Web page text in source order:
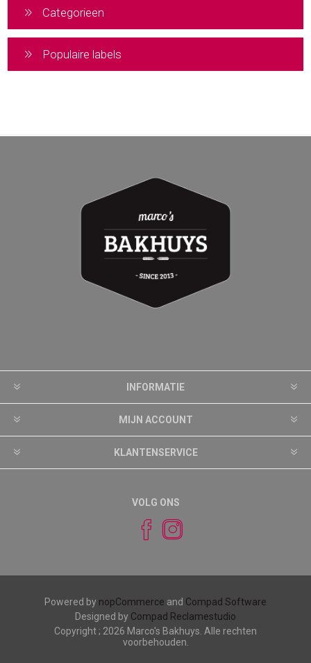
Categorieen
Populaire labels
INFORMATIE
MIJN ACCOUNT
KLANTENSERVICE
VOLG ONS
Powered by nopCommerce and Compad Software
Designed by Compad Reclamestudio
Copyright ; 2026 Marco's Bakhuys. Alle rechten
voorbehouden.